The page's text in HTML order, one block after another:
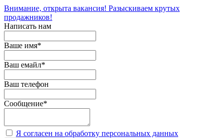
Внимание, открыта вакансия! Разыскиваем крутых
продажников!
Написать нам
Ваше имя*
Ваш емайл*
Ваш телефон
Сообщение*
Я согласен на обработку персональных данных